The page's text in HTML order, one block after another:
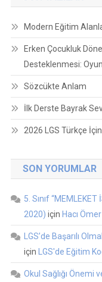
Modern Eğitim
Erken Çocukluk
Desteklenmesi:
Sözcükte Anlam
İlk Derste Bayrak
2026 LGS Türkçe
SON YORUMLAR
5. Sınıf
2020) için Hacı
LGS’de Başarılı
için
LGS'de Eğitim
Okul Sağlığı Önemi